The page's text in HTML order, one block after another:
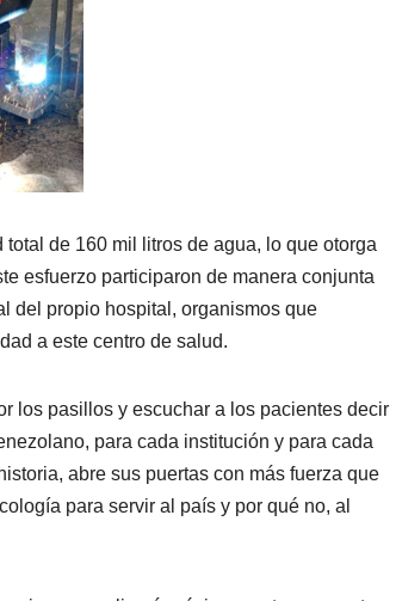
de 160 mil litros de agua, lo que otorga
esfuerzo participaron de manera conjunta
del propio hospital, organismos que
a este centro de salud.
los pasillos y escuchar a los pacientes decir
para cada institución y para cada
abre sus puertas con más fuerza que
para servir al país y por qué no, al